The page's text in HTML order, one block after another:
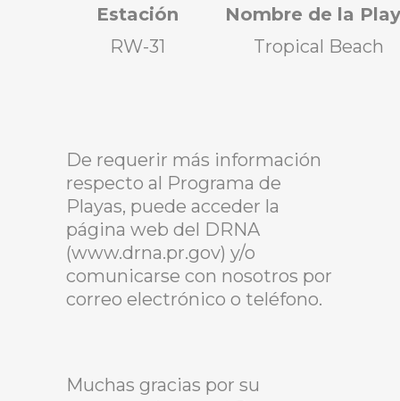
Estación
Nombre de la
RW-31
Tropical Beach
De requerir más información
respecto al Programa de
Playas, puede acceder la
página web del DRNA
(www.drna.pr.gov) y/o
comunicarse con nosotros por
correo electrónico o teléfono.
Muchas gracias por su